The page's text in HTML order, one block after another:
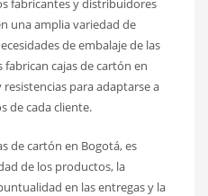
una amplia variedad de
de embalaje de las
cajas de cartón en
para adaptarse a
de cada cliente.
de cartón en Bogotá, es
de los productos, la
en las entregas y la